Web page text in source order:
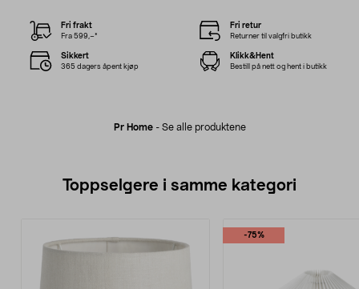
Pr Home- Se alle produktene
Fri frakt
Fra 599,–*
Fri retur
Returner til valgfri butikk
Sikkert
365 dagers åpent kjøp
Klikk&Hent
Bestill på nett og hent i butikk
Toppselgere i samme kategori
-75%